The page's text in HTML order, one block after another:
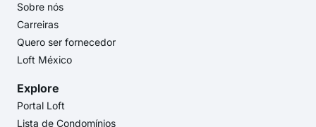
Sobre nós
Carreiras
Quero ser fornecedor
Loft México
Explore
Portal Loft
Lista de Condomínios